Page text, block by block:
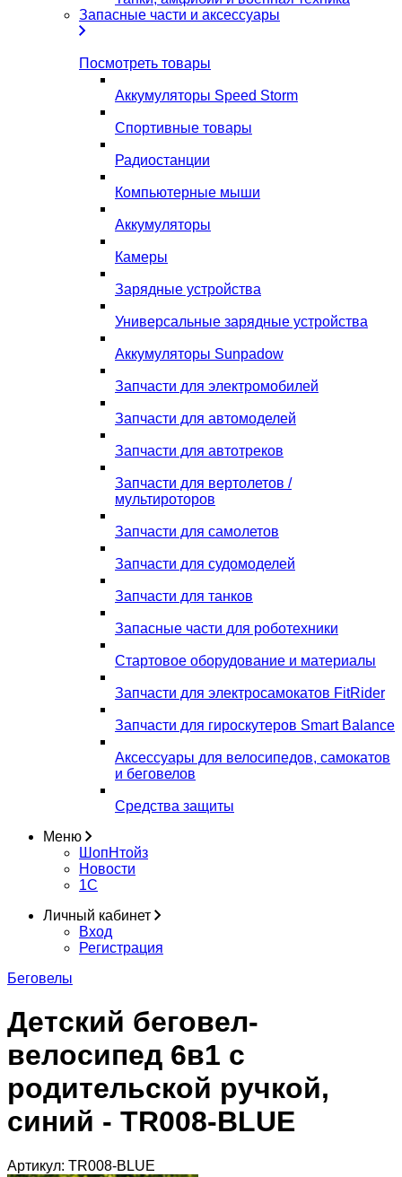
Запасные части и аксессуары
Посмотреть товары
Аккумуляторы Speed Storm
Спортивные товары
Радиостанции
Компьютерные мыши
Аккумуляторы
Камеры
Зарядные устройства
Универсальные зарядные устройства
Аккумуляторы Sunpadow
Запчасти для электромобилей
Запчасти для автомоделей
Запчасти для автотреков
Запчасти для вертолетов /
мультироторов
Запчасти для самолетов
Запчасти для судомоделей
Запчасти для танков
Запасные части для роботехники
Стартовое оборудование и материалы
Запчасти для электросамокатов FitRider
Запчасти для гироскутеров Smart Balance
Аксессуары для велосипедов, самокатов
и беговелов
Средства защиты
Меню
ШопНтойз
Новости
1C
Личный кабинет
Вход
Регистрация
Беговелы
Детский беговел-
велосипед 6в1 с
родительской ручкой,
синий - TR008-BLUE
Артикул: TR008-BLUE